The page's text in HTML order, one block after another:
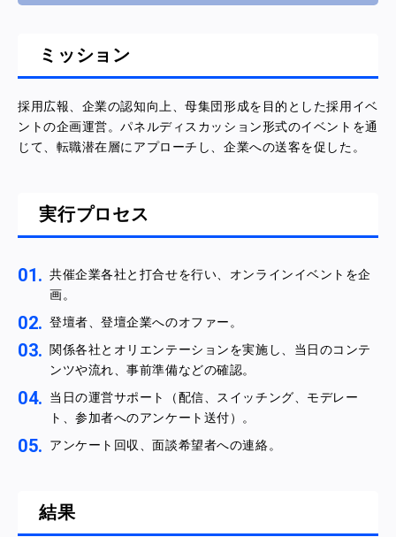
ミッション
採用広報、企業の認知向上、母集団形成を目的とした採用イベ
ントの企画運営。パネルディスカッション形式のイベントを通
じて、転職潜在層にアプローチし、企業への送客を促した。
実行プロセス
共催企業各社と打合せを行い、オンラインイベントを企
画。
登壇者、登壇企業へのオファー。
関係各社とオリエンテーションを実施し、当日のコンテ
ンツや流れ、事前準備などの確認。
当日の運営サポート（配信、スイッチング、モデレー
ト、参加者へのアンケート送付）。
アンケート回収、面談希望者への連絡。
結果